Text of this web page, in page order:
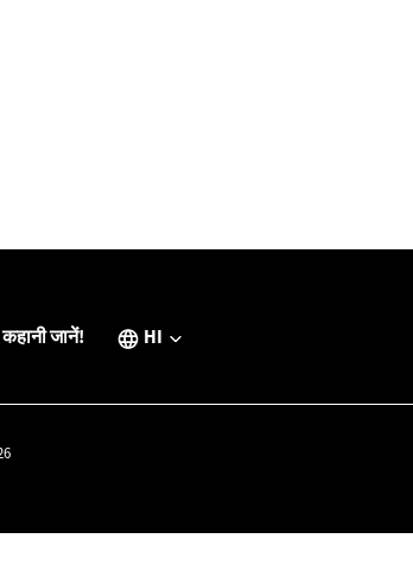
कहानी जानें! HI